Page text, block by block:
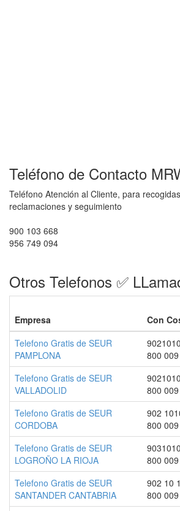
Teléfono de Contacto
Teléfono Atención al Cliente, para
reclamaciones y seguimiento
900 103 668
956 749 094
Otros Telefonos ✅
Empresa Con
Telefono Gratis de SEUR
PAMPLONA
800
Telefono Gratis de SEUR
VALLADOLID
800
Telefono Gratis de SEUR
CORDOBA
902
800
Telefono Gratis de SEUR
LOGROÑO LA RIOJA
800
Telefono Gratis de SEUR
SANTANDER CANTABRIA
902 10
800